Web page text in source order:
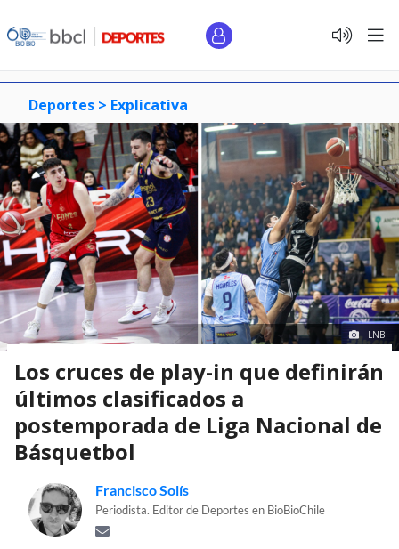
Deportes > Explicativa
LNB
Los cruces de play-in que definirán
últimos clasificados a
postemporada de Liga Nacional de
Básquetbol
Francisco Solís
Periodista. Editor de Deportes en BioBioChile